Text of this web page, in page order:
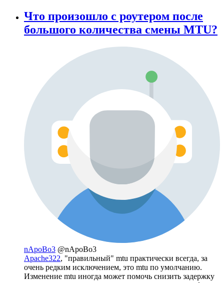
Что произошло с роутером после
большого количества смены MTU?
nApoBo3 @nApoBo3
Apache322, "правильный" mtu практически всегда, за
очень редким исключением, это mtu по умолчанию.
Изменение mtu иногда может помочь снизить задержку